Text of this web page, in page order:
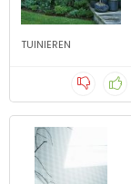
TUINIEREN